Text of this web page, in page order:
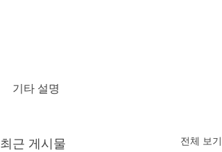
기타 설명
최근 게시물 전체 보기